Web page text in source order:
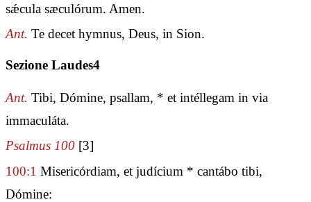
sǽcula sæculórum. Amen.
Ant. Te decet hymnus, Deus, in Sion.
Sezione Laudes4
Ant. Tibi, Dómine, psallam, * et intéllegam in via
immaculáta.
Psalmus 100 [3]
100:1 Misericórdiam, et judícium * cantábo tibi,
Dómine: